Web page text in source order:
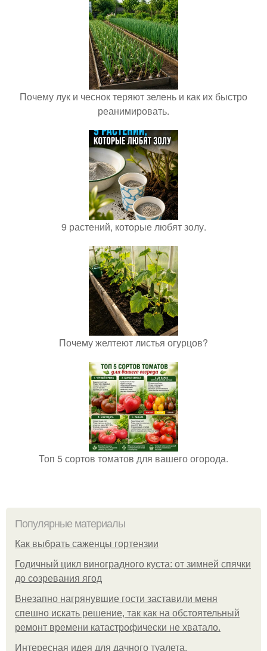
Почему лук и чеснок теряют зелень и как их быстро
реанимировать.
9 растений, которые любят золу.
Почему желтеют листья огурцов?
Топ 5 сортов томатов для вашего огорода.
Популярные материалы
Как выбрать саженцы гортензии
Годичный цикл виноградного куста: от зимней спячки
до созревания ягод
Внезапно нагрянувшие гости заставили меня
спешно искать решение, так как на обстоятельный
ремонт времени катастрофически не хватало.
Интересная идея для дачного туалета.